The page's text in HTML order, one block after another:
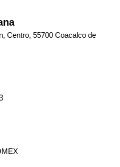
Centro, 55700 Coacalco de